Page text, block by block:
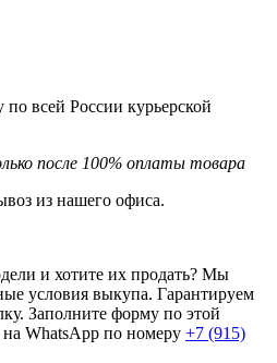
всей России курьерской
после 100% оплаты товара
из нашего офиса.
и хотите их продать? Мы
условия выкупа. Гарантируем
Заполните форму по этой
WhatsApp по номеру +7 (915)